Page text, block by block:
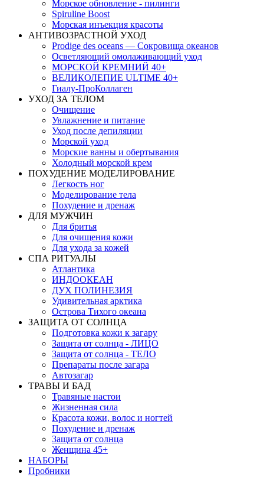
Морское обновление - пилинги
Spiruline Boost
Морская инъекция красоты
АНТИВОЗРАСТНОЙ УХОД
Prodige des oceans — Сокровища океанов
Осветляющий омолаживающий уход
МОРСКОЙ КРЕМНИЙ 40+
ВЕЛИКОЛЕПИЕ ULTIME 40+
Гиалу-ПроКоллаген
УХОД ЗА ТЕЛОМ
Очищение
Увлажнение и питание
Уход после депиляции
Морской уход
Морские ванны и обертывания
Холодный морской крем
ПОХУДЕНИЕ МОДЕЛИРОВАНИЕ
Легкость ног
Моделирование тела
Похудение и дренаж
ДЛЯ МУЖЧИН
Для бритья
Для очищения кожи
Для ухода за кожей
СПА РИТУАЛЫ
Атлантика
ИНДООКЕАН
ДУХ ПОЛИНЕЗИЯ
Удивительная арктика
Острова Тихого океана
ЗАЩИТА ОТ СОЛНЦА
Подготовка кожи к загару
Защита от солнца - ЛИЦО
Защита от солнца - ТЕЛО
Препараты после загара
Автозагар
ТРАВЫ И БАД
Травяные настои
Жизненная сила
Красота кожи, волос и ногтей
Похудение и дренаж
Защита от солнца
Женщина 45+
НАБОРЫ
Пробники